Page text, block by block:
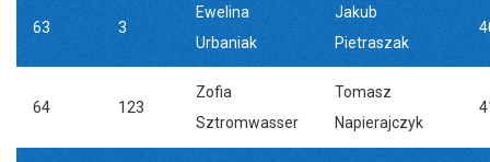
63 3
Ewelina
Urbaniak
Jakub
Pietraszak
64 123
Zofia
Sztromwasser
Tomasz
Napierajczyk